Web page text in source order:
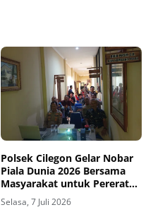
Polsek Cilegon Gelar Nobar
Piala Dunia 2026 Bersama
Masyarakat untuk Pererat
Kemitraan Polri Untuk
Masyarakat
Selasa, 7 Juli 2026